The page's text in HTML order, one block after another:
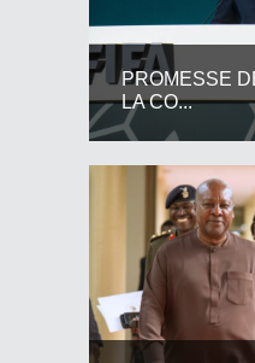
PROMESSE
LA CO...